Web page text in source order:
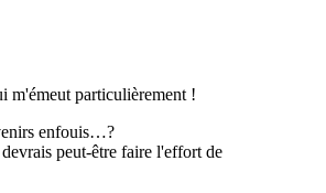
m'émeut particulièrement !
enfouis…?
peut-être faire l'effort de